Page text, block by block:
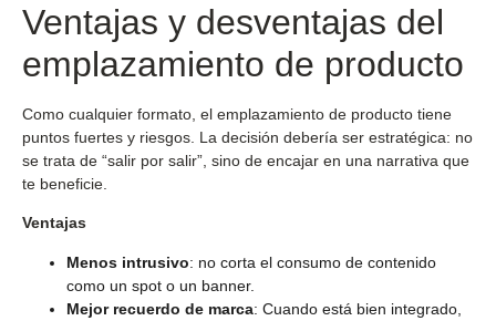
Ventajas y desventajas del
emplazamiento de producto
Como cualquier formato, el emplazamiento de producto tiene
puntos fuertes y riesgos. La decisión debería ser estratégica: no
se trata de “salir por salir”, sino de encajar en una narrativa que
te beneficie.
Ventajas
Menos intrusivo: no corta el consumo de contenido
como un spot o un banner.
Mejor recuerdo de marca: Cuando está bien integrado,